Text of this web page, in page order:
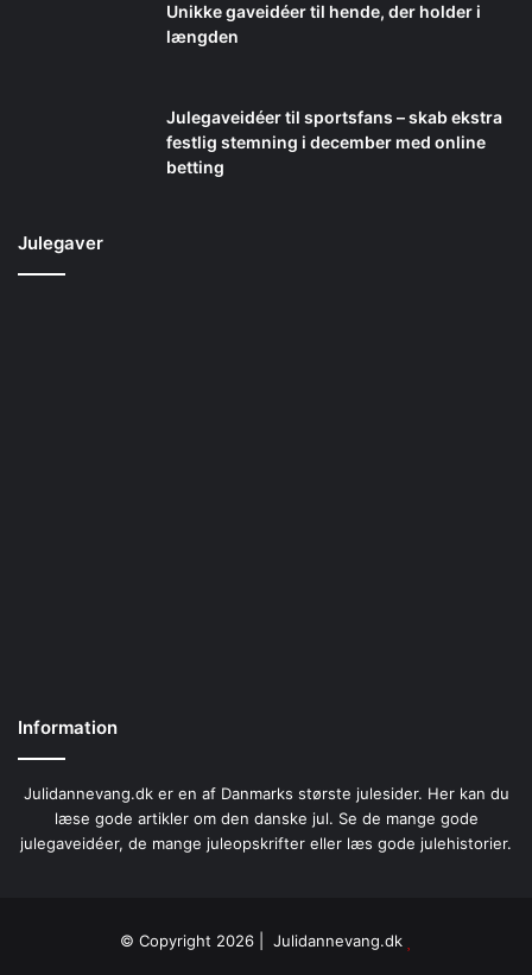
Unikke gaveidéer til hende, der holder i
længden
Julegaveidéer til sportsfans – skab ekstra
festlig stemning i december med online
betting
Julegaver
Information
Julidannevang.dk er en af Danmarks største julesider. Her kan du
læse gode artikler om den danske jul. Se de mange gode
julegaveidéer, de mange juleopskrifter eller læs gode julehistorier.
© Copyright 2026 | Julidannevang.dk